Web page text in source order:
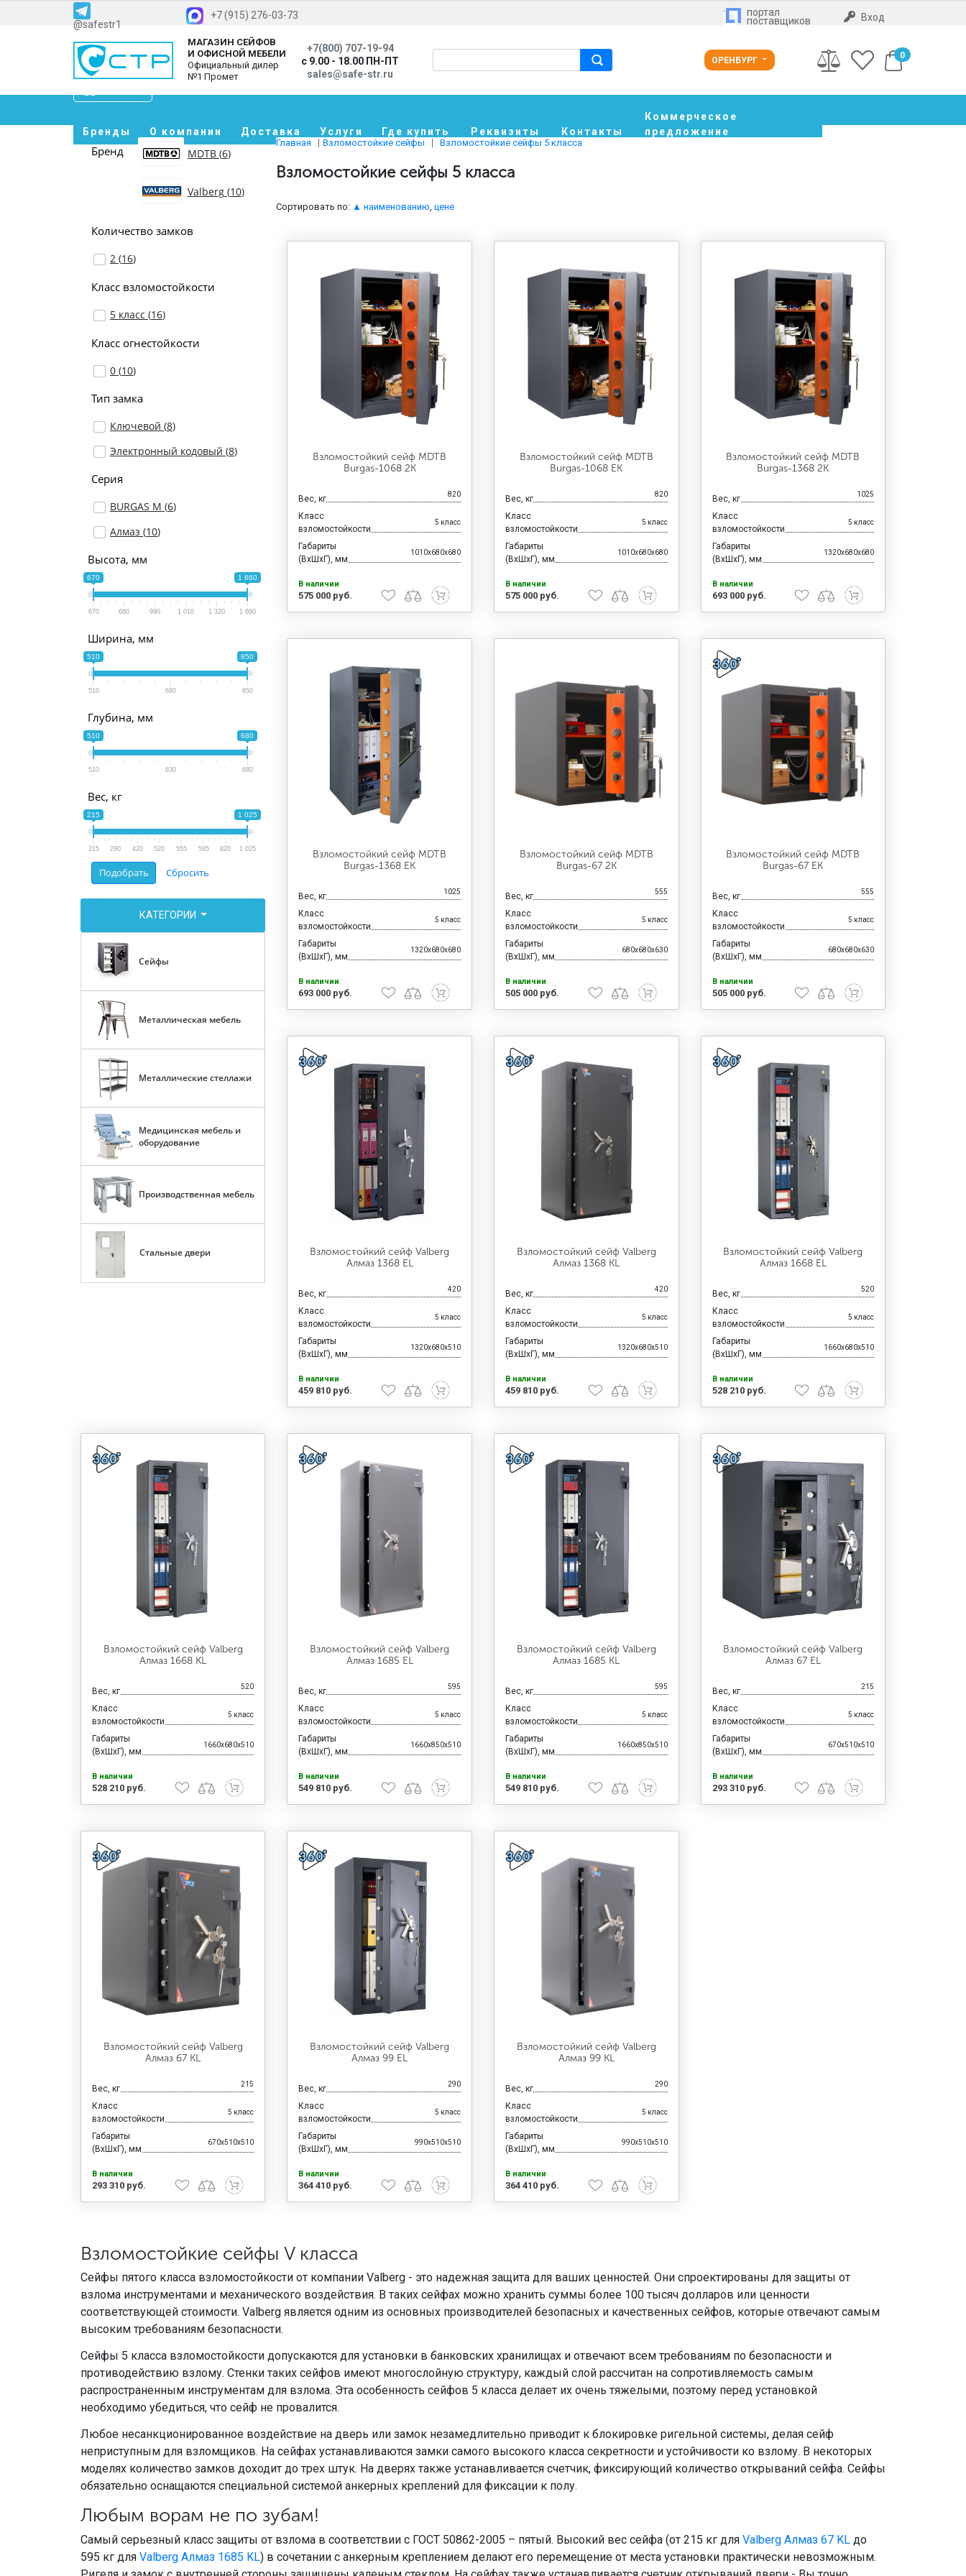
@safestr1
+7 (915) 276-03-73 портал
поставщиков Вход
МАГАЗИН СЕЙФОВ
И ОФИСНОЙ МЕБЕЛИ
Официальный дилер
№1 Промет
+7(800) 707-19-94
с 9.00 - 18.00 ПН-ПТ
sales@safe-str.ru
ОРЕНБУРГ 0
Бренды О компании Доставка Услуги Где купить Реквизиты Контакты
Коммерческое
предложение
Бренд MDTB (6)
Valberg (10)
Количество замков
2 (16)
Класс взломостойкости
5 класс (16)
Класс огнестойкости
0 (10)
Тип замка
Ключевой (8)
Электронный кодовый (8)
Серия
BURGAS M (6)
Алмаз (10)
Высота, мм
670 1 660
670 680 990 1 010 1 320 1 660
Ширина, мм
510 850
510 680 850
Глубина, мм
510 680
510 630 680
Вес, кг
215 1 025
215 290 420 520 555 595 820 1 025
КАТЕГОРИИ
Сейфы
Металлическая мебель
Металлические стеллажи
Медицинская мебель и
оборудование
Производственная мебель
Стальные двери
Главная Взломостойкие сейфы Взломостойкие сейфы 5 класса
Взломостойкие сейфы 5 класса
Сортировать по: ▲ наименованию,цене
Взломостойкий сейф MDTB
Burgas-1068 2K
Вес, кг 820
Класс
взломостойкости
5 класс
Габариты
(ВхШхГ), мм
1010x680x680
В наличии
575 000 руб.
Взломостойкий сейф MDTB
Burgas-1068 EK
Вес, кг 820
Класс
взломостойкости
5 класс
Габариты
(ВхШхГ), мм
1010x680x680
В наличии
575 000 руб.
Взломостойкий сейф MDTB
Burgas-1368 2K
Вес, кг 1025
Класс
взломостойкости
5 класс
Габариты
(ВхШхГ), мм
1320x680x680
В наличии
693 000 руб.
Взломостойкий сейф MDTB
Burgas-1368 EK
Вес, кг 1025
Класс
взломостойкости
5 класс
Габариты
(ВхШхГ), мм
1320x680x680
В наличии
693 000 руб.
Взломостойкий сейф MDTB
Burgas-67 2K
Вес, кг 555
Класс
взломостойкости
5 класс
Габариты
(ВхШхГ), мм
680x680x630
В наличии
505 000 руб.
Взломостойкий сейф MDTB
Burgas-67 EK
Вес, кг 555
Класс
взломостойкости
5 класс
Габариты
(ВхШхГ), мм
680x680x630
В наличии
505 000 руб.
Взломостойкий сейф Valberg
Алмаз 1368 EL
Вес, кг 420
Класс
взломостойкости
5 класс
Габариты
(ВхШхГ), мм
1320x680x510
В наличии
459 810 руб.
Взломостойкий сейф Valberg
Алмаз 1368 KL
Вес, кг 420
Класс
взломостойкости
5 класс
Габариты
(ВхШхГ), мм
1320x680x510
В наличии
459 810 руб.
Взломостойкий сейф Valberg
Алмаз 1668 EL
Вес, кг 520
Класс
взломостойкости
5 класс
Габариты
(ВхШхГ), мм
1660x680x510
В наличии
528 210 руб.
Взломостойкий сейф Valberg
Алмаз 1668 KL
Вес, кг 520
Класс
взломостойкости
5 класс
Габариты
(ВхШхГ), мм
1660x680x510
В наличии
528 210 руб.
Взломостойкий сейф Valberg
Алмаз 1685 EL
Вес, кг 595
Класс
взломостойкости
5 класс
Габариты
(ВхШхГ), мм
1660x850x510
В наличии
549 810 руб.
Взломостойкий сейф Valberg
Алмаз 1685 KL
Вес, кг 595
Класс
взломостойкости
5 класс
Габариты
(ВхШхГ), мм
1660x850x510
В наличии
549 810 руб.
Взломостойкий сейф Valberg
Алмаз 67 EL
Вес, кг 215
Класс
взломостойкости
5 класс
Габариты
(ВхШхГ), мм
670x510x510
В наличии
293 310 руб.
Взломостойкий сейф Valberg
Алмаз 67 KL
Вес, кг 215
Класс
взломостойкости
5 класс
Габариты
(ВхШхГ), мм
670x510x510
В наличии
293 310 руб.
Взломостойкий сейф Valberg
Алмаз 99 EL
Вес, кг 290
Класс
взломостойкости
5 класс
Габариты
(ВхШхГ), мм
990x510x510
В наличии
364 410 руб.
Взломостойкий сейф Valberg
Алмаз 99 KL
Вес, кг 290
Класс
взломостойкости
5 класс
Габариты
(ВхШхГ), мм
990x510x510
В наличии
364 410 руб.
Взломостойкие сейфы V класса
Сейфы пятого класса взломостойкости от компании Valberg - это надежная защита для ваших ценностей. Они спроектированы для защиты от
взлома инструментами и механического воздействия. В таких сейфах можно хранить суммы более 100 тысяч долларов или ценности
соответствующей стоимости. Valberg является одним из основных производителей безопасных и качественных сейфов, которые отвечают самым
высоким требованиям безопасности.
Сейфы 5 класса взломостойкости допускаются для установки в банковских хранилищах и отвечают всем требованиям по безопасности и
противодействию взлому. Стенки таких сейфов имеют многослойную структуру, каждый слой рассчитан на сопротивляемость самым
распространенным инструментам для взлома. Эта особенность сейфов 5 класса делает их очень тяжелыми, поэтому перед установкой
необходимо убедиться, что сейф не провалится.
Любое несанкционированное воздействие на дверь или замок незамедлительно приводит к блокировке ригельной системы, делая сейф
неприступным для взломщиков. На сейфах устанавливаются замки самого высокого класса секретности и устойчивости ко взлому. В некоторых
моделях количество замков доходит до трех штук. На дверях также устанавливается счетчик, фиксирующий количество открываний сейфа. Сейфы
обязательно оснащаются специальной системой анкерных креплений для фиксации к полу.
Любым ворам не по зубам!
Самый серьезный класс защиты от взлома в соответствии с ГОСТ 50862-2005 – пятый. Высокий вес сейфа (от 215 кг дляValberg Алмаз 67 KLдо
595 кг дляValberg Алмаз 1685 KL) в сочетании с анкерным креплением делают его перемещение от места установки практически невозможным.